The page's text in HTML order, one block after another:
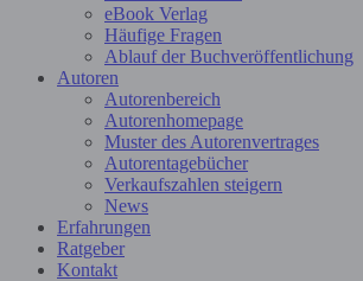
eBook Verlag
Häufige Fragen
Ablauf der Buchveröffentlichung
Autoren
Autorenbereich
Autorenhomepage
Muster des Autorenvertrages
Autorentagebücher
Verkaufszahlen steigern
News
Erfahrungen
Ratgeber
Kontakt